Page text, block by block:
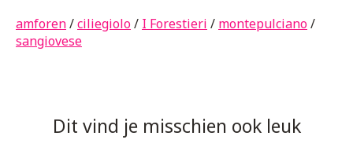
amforen/ciliegiolo/ I Forestieri / montepulciano/
sangiovese
Dit vind je misschien ook leuk